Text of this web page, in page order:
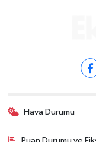
Hava Durumu